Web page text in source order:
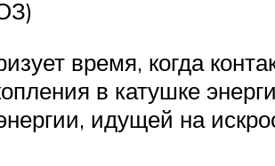
время, когда
в катушке
идущей на